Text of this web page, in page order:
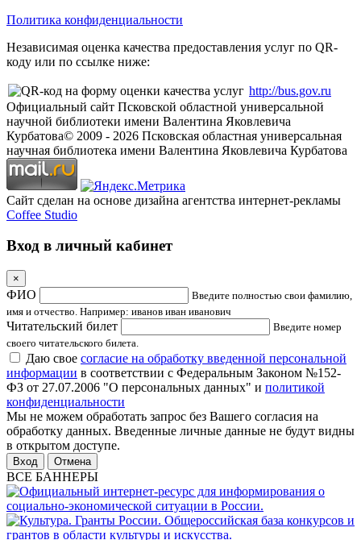
Политика конфиденциальности
Независимая оценка качества предоставления услуг по QR-
коду или по ссылке ниже:
http://bus.gov.ru
Официальный сайт Псковской областной универсальной
научной библиотеки имени Валентина Яковлевича
Курбатова© 2009 - 2026 Псковская областная универсальная
научная библиотека имени Валентина Яковлевича Курбатова
Сайт сделан на основе дизайна агентства интернет-рекламы
Coffee Studio
Вход в личный кабинет
×
ФИО
Введите полностью свои фамилию,
имя и отчество. Например: иванов иван иванович
Читательский билет
Введите номер
своего читательского билета.
Даю свое согласие на обработку введенной персональной
информации в соответствии с Федеральным Законом №152-
ФЗ от 27.07.2006 "О персональных данных" и политикой
конфиденциальности
Мы не можем обработать запрос без Вашего согласия на
обработку данных. Введенные личные данные не будут видны
в открытом доступе.
Отмена
ВСЕ БАННЕРЫ